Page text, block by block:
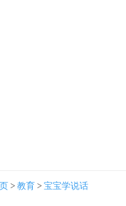
> 教育 > 宝宝学说话